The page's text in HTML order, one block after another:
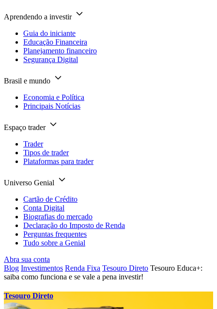
Aprendendo a investir
Guia do iniciante
Educação Financeira
Planejamento financeiro
Segurança Digital
Brasil e mundo
Economia e Política
Principais Notícias
Espaço trader
Trader
Tipos de trader
Plataformas para trader
Universo Genial
Cartão de Crédito
Conta Digital
Biografias do mercado
Declaração do Imposto de Renda
Perguntas frequentes
Tudo sobre a Genial
Abra sua conta
Blog Investimentos Renda Fixa Tesouro Direto Tesouro Educa+:
saiba como funciona e se vale a pena investir!
Tesouro Direto